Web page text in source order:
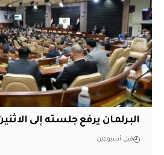
البرلمان يرفع جلسته إلى
قبل أسبوعين